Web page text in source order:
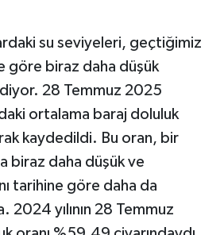
su seviyeleri, geçtiğimiz
göre biraz daha düşük
28 Temmuz 2025
ortalama baraj doluluk
kaydedildi. Bu oran, bir
biraz daha düşük ve
tarihine göre daha da
2024 yılının 28 Temmuz